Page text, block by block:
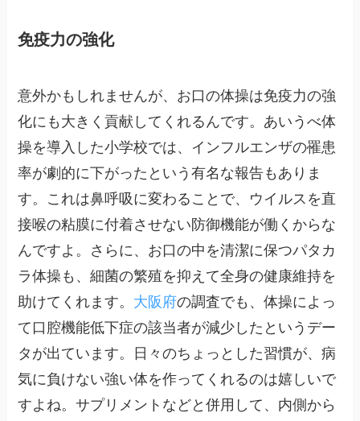
免疫力の強化
意外かもしれませんが、お口の体操は免疫力の強
化にも大きく貢献してくれるんです。あいうべ体
操を導入した小学校では、インフルエンザの罹患
率が劇的に下がったという有名な報告もありま
す。これは鼻呼吸に変わることで、ウイルスを直
接喉の粘膜に付着させない防御機能が働くからな
んですよ。さらに、お口の中を清潔に保つパタカ
ラ体操も、細菌の繁殖を抑えて全身の健康維持を
助けてくれます。 大阪府の調査でも、体操によっ
て口腔機能低下症の該当者が減少したというデー
タが出ています。日々のちょっとした習慣が、病
気に負けない強い体を作ってくれるのは嬉しいで
すよね。サプリメントなどと併用して、内側から